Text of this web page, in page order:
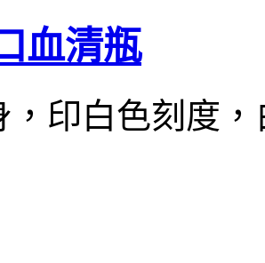
血清瓶
，印白色刻度